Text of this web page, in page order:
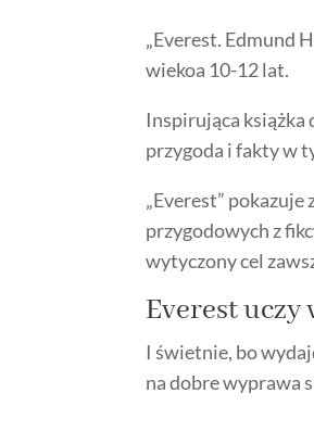
„Everest. Edmund
wiekoa 10-12 lat.
Inspirująca książka
przygoda i fakty w
„Everest”
przygodowych z
wytyczony cel
Everest uczy
I świetnie, bo
na dobre wyprawa